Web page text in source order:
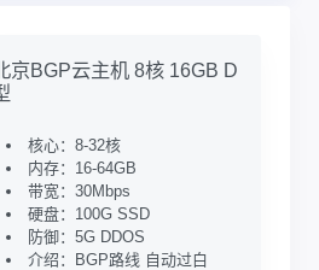
京BGP云主机 8核 16GB D
核心：8-32核
内存：16-64GB
带宽：30Mbps
硬盘：100G SSD
防御：5G DDOS
介绍：BGP路线 自动过白